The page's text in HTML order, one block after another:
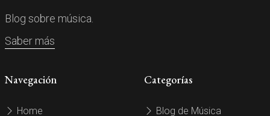
Blog sobre música.
Saber más
Navegación
Home
Categorías
Blog de Música